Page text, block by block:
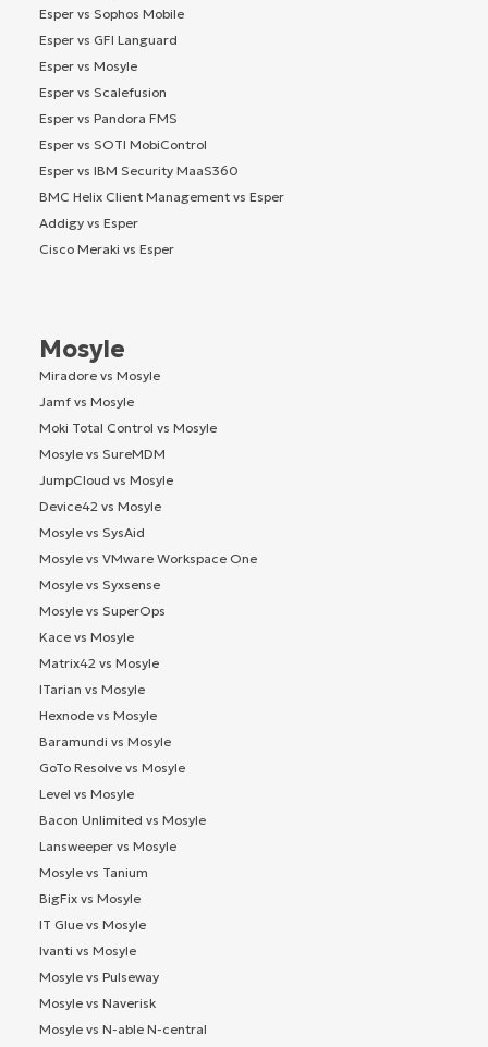
Esper vs Sophos Mobile
Esper vs GFI Languard
Esper vs Mosyle
Esper vs Scalefusion
Esper vs Pandora FMS
Esper vs SOTI MobiControl
Esper vs IBM Security MaaS360
BMC Helix Client Management vs Esper
Addigy vs Esper
Cisco Meraki vs Esper
Mosyle
Miradore vs Mosyle
Jamf vs Mosyle
Moki Total Control vs Mosyle
Mosyle vs SureMDM
JumpCloud vs Mosyle
Device42 vs Mosyle
Mosyle vs SysAid
Mosyle vs VMware Workspace One
Mosyle vs Syxsense
Mosyle vs SuperOps
Kace vs Mosyle
Matrix42 vs Mosyle
ITarian vs Mosyle
Hexnode vs Mosyle
Baramundi vs Mosyle
GoTo Resolve vs Mosyle
Level vs Mosyle
Bacon Unlimited vs Mosyle
Lansweeper vs Mosyle
Mosyle vs Tanium
BigFix vs Mosyle
IT Glue vs Mosyle
Ivanti vs Mosyle
Mosyle vs Pulseway
Mosyle vs Naverisk
Mosyle vs N-able N-central